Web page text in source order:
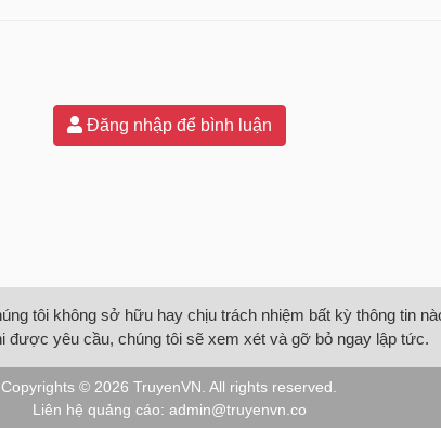
Đăng nhập để bình luận
tôi không sở hữu hay chịu trách nhiệm bất kỳ thông tin
được yêu cầu, chúng tôi sẽ xem xét và gỡ bỏ ngay lập tức.
Copyrights © 2026 TruyenVN . All rights reserved.
Liên hệ quảng cáo: admin@truyenvn.co